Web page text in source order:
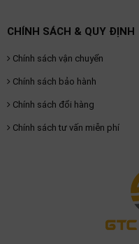
CHÍNH SÁCH & QUY ĐỊNH
Chính sách vận chuyển
Chính sách bảo hành
Chính sách đổi hàng
Chính sách tư vấn miễn phí